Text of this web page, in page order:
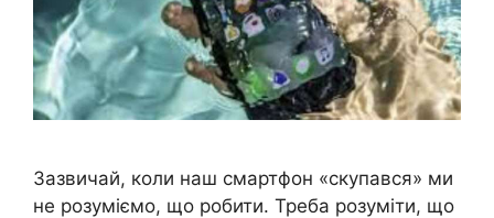
Зазвичай, коли наш смартфон «скупався» ми
не розуміємо, що робити. Треба розуміти, що